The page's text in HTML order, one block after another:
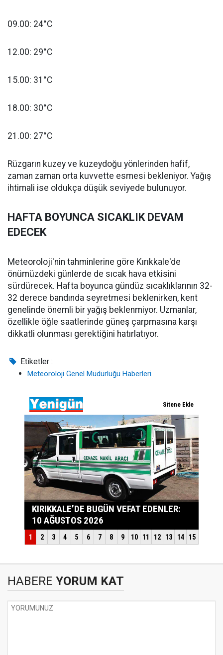
09.00: 24°C
12.00: 29°C
15.00: 31°C
18.00: 30°C
21.00: 27°C
Rüzgarın kuzey ve kuzeydoğu yönlerinden hafif,
zaman zaman orta kuvvette esmesi bekleniyor. Yağış
ihtimali ise oldukça düşük seviyede bulunuyor.
HAFTA BOYUNCA SICAKLIK DEVAM
EDECEK
Meteoroloji'nin tahminlerine göre Kırıkkale'de
önümüzdeki günlerde de sıcak hava etkisini
sürdürecek. Hafta boyunca gündüz sıcaklıklarının 32-
32 derece bandında seyretmesi beklenirken, kent
genelinde önemli bir yağış beklenmiyor. Uzmanlar,
özellikle öğle saatlerinde güneş çarpmasına karşı
dikkatli olunması gerektiğini hatırlatıyor.
Etiketler :
Meteoroloji Genel Müdürlüğü Haberleri
HABERE YORUM KAT